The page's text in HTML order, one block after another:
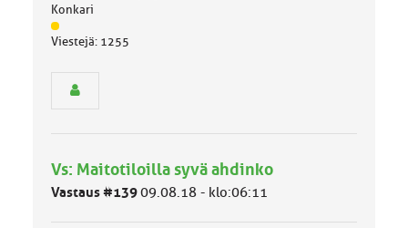
Konkari
J
ä
m
ä
Viestejä: 1255
Vs: Maitotiloilla syvä ahdinko
Vastaus #13909.08.18 - klo:06:11